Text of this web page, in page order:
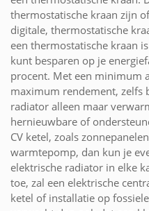
thermostatische kraan zijn
digitale, thermostatische
een thermostatische kraan
kunt besparen op je
procent. Met een minimum
maximum rendement, zelfs
radiator alleen maar
hernieuwbare of
CV ketel, zoals
warmtepomp, dan kun je
elektrische radiator in elke
toe, zal een elektrische
ketel of installatie op